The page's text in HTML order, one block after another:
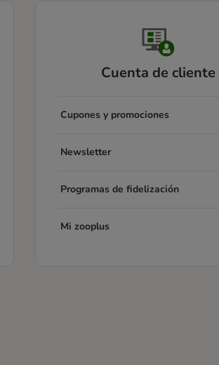
Cuenta de cliente
Cupones y promociones
Newsletter
Programas de fidelización
Mi zooplus